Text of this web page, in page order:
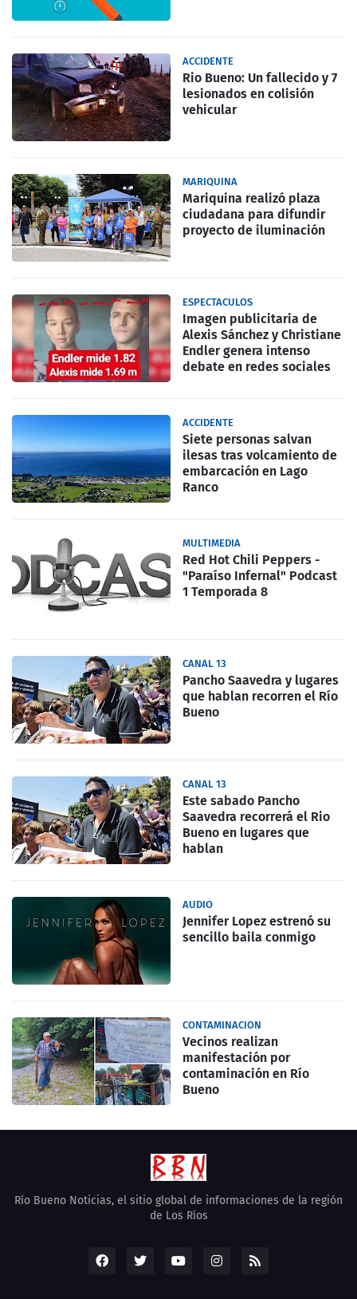
ACCIDENTE
Rio Bueno: Un fallecido y 7
lesionados en colisión
vehicular
MARIQUINA
Mariquina realizó plaza
ciudadana para difundir
proyecto de iluminación
ESPECTACULOS
Imagen publicitaria de
Alexis Sánchez y Christiane
Endler genera intenso
debate en redes sociales
ACCIDENTE
Siete personas salvan
ilesas tras volcamiento de
embarcación en Lago
Ranco
MULTIMEDIA
Red Hot Chili Peppers -
"Paraíso Infernal" Podcast
1 Temporada 8
CANAL 13
Pancho Saavedra y lugares
que hablan recorren el Río
Bueno
CANAL 13
Este sabado Pancho
Saavedra recorrerá el Rio
Bueno en lugares que
hablan
AUDIO
Jennifer Lopez estrenó su
sencillo baila conmigo
CONTAMINACION
Vecinos realizan
manifestación por
contaminación en Río
Bueno
Río Bueno Noticias, el sitio global de informaciones de la región
de Los Ríos